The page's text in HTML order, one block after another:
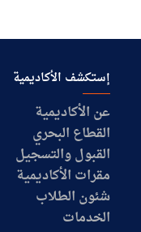
المجتمعية
الإستشارات
روابط
إستكشف الأكاديمية
عن الأكاديمية
القطاع البحري
القبول والتسجيل
مقرات الأكاديمية
شئون الطلاب
الخدمات